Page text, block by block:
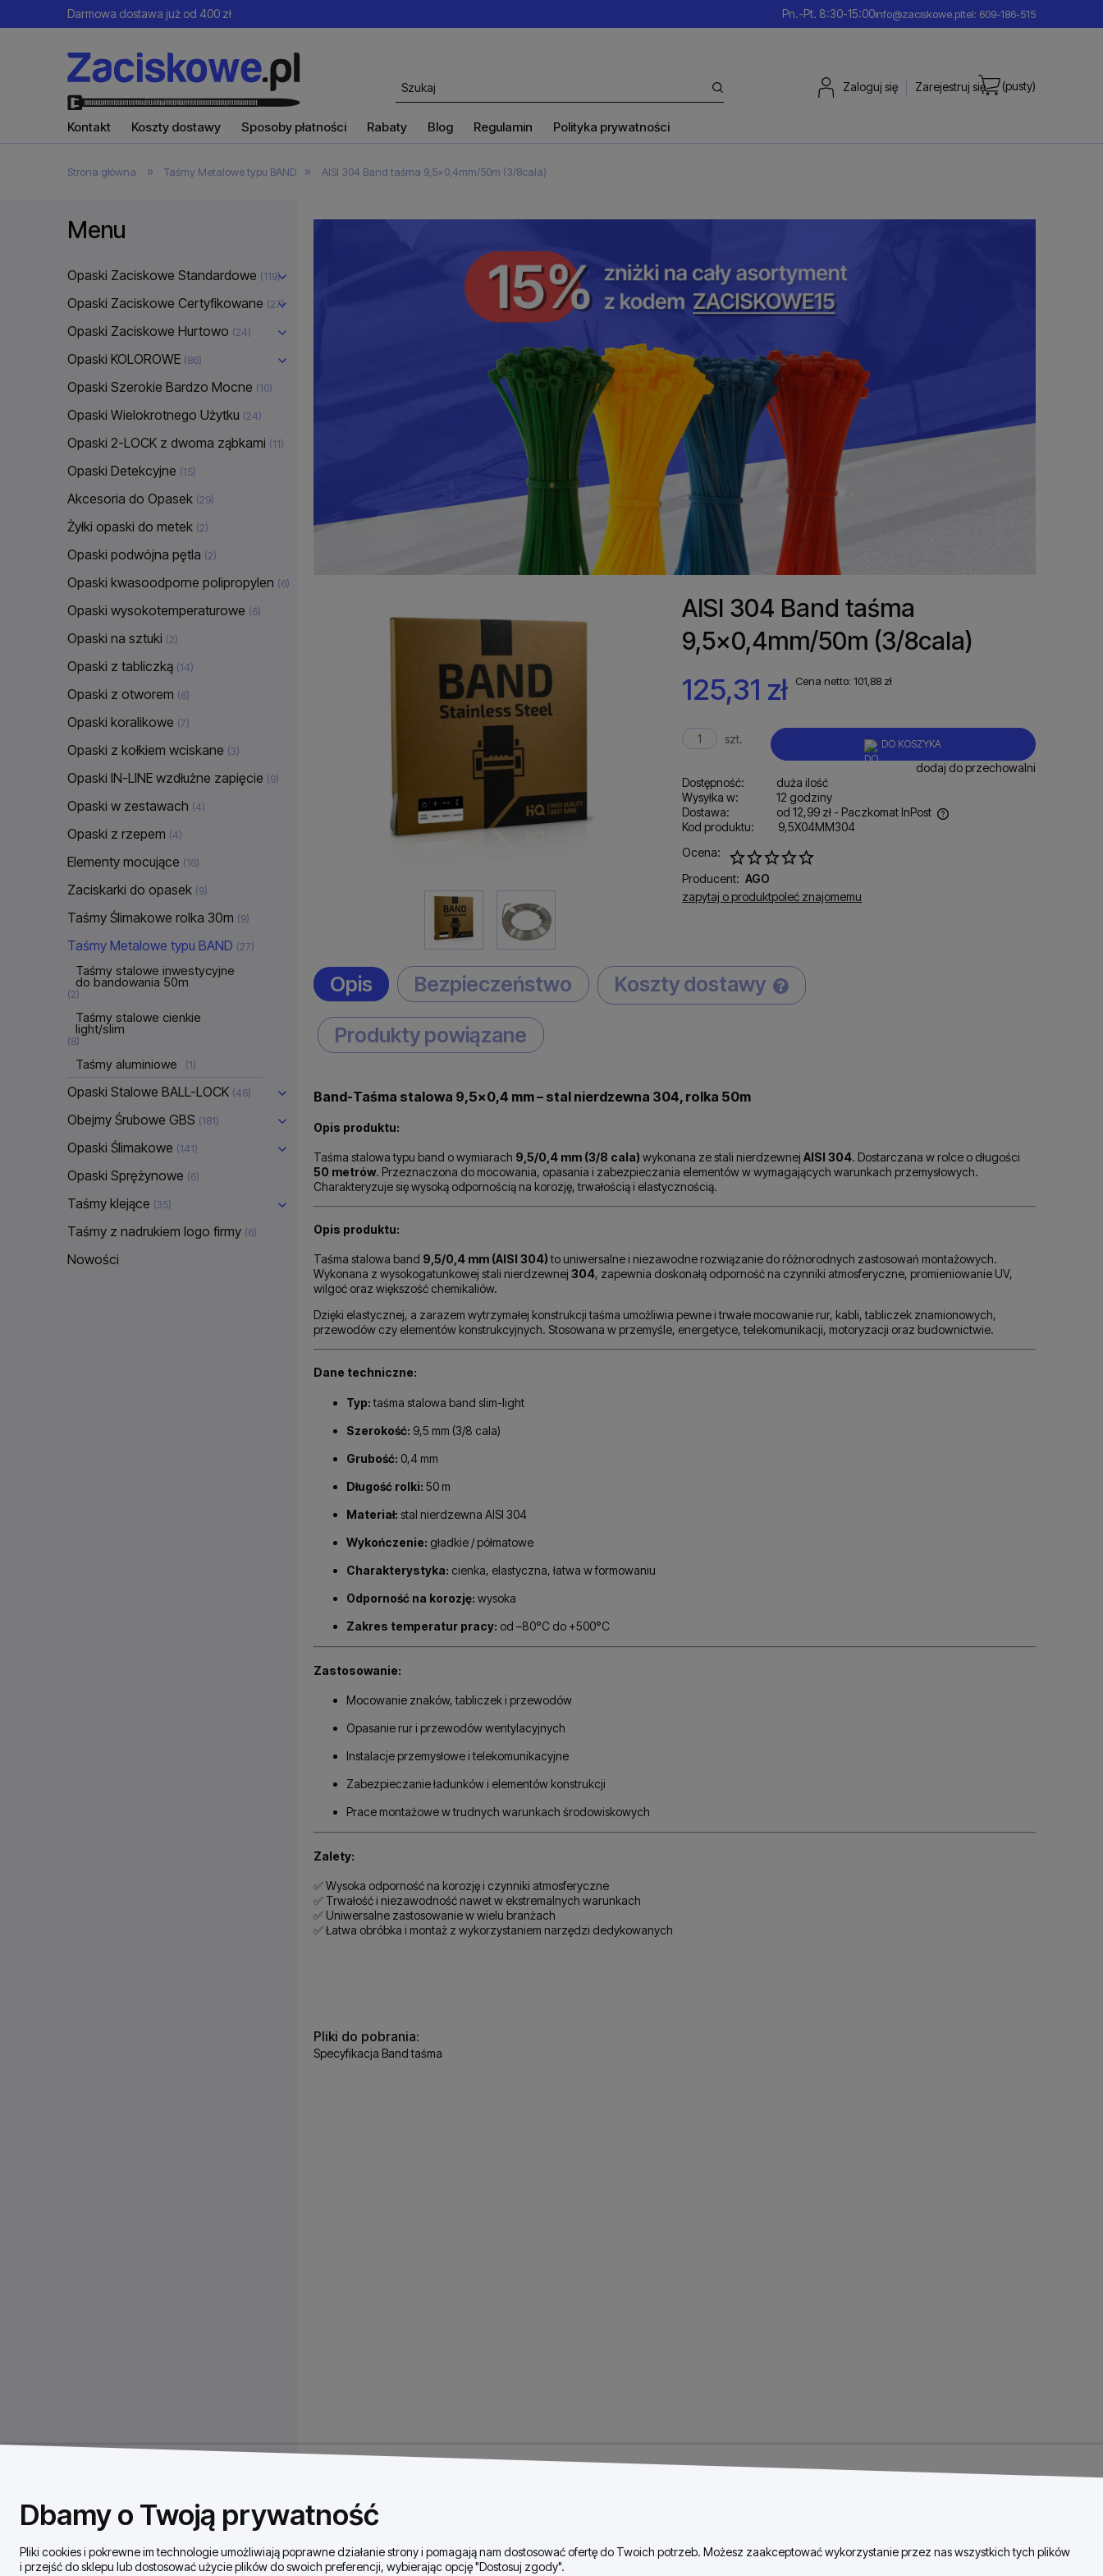
Darmowa dostawa już od 400 zł Pn.-Pt. 8:30-15:00info@zaciskowe.pltel: 609-186-515
Zarejestruj się
Zaloguj się (pusty)
Kontakt Koszty dostawy Sposoby płatności Rabaty Blog Regulamin Polityka prywatności
Strona główna » Taśmy Metalowe typu BAND » AISI 304 Band taśma 9,5x0,4mm/50m (3/8cala)
Menu
Opaski Zaciskowe Standardowe (119)
Opaski Zaciskowe Certyfikowane (27)
Opaski Zaciskowe Hurtowo (24)
Opaski KOLOROWE (86)
Opaski Szerokie Bardzo Mocne (10)
Opaski Wielokrotnego Użytku (24)
Opaski 2-LOCK z dwoma ząbkami (11)
Opaski Detekcyjne (15)
Akcesoria do Opasek (29)
Żyłki opaski do metek (2)
Opaski podwójna pętla (2)
Opaski kwasoodporne polipropylen (6)
Opaski wysokotemperaturowe (6)
Opaski na sztuki (2)
Opaski z tabliczką (14)
Opaski z otworem (6)
Opaski koralikowe (7)
Opaski z kołkiem wciskane (3)
Opaski IN-LINE wzdłużne zapięcie (9)
Opaski w zestawach (4)
Opaski z rzepem (4)
Elementy mocujące (16)
Zaciskarki do opasek (9)
Taśmy Ślimakowe rolka 30m (9)
Taśmy Metalowe typu BAND (27)
Taśmy stalowe inwestycyjne
do bandowania 50m
(2)
Taśmy stalowe cienkie
light/slim
(8)
Taśmy aluminiowe (1)
Opaski Stalowe BALL-LOCK (46)
Obejmy Śrubowe GBS (181)
Opaski Ślimakowe (141)
Opaski Sprężynowe (6)
Taśmy klejące (35)
Taśmy z nadrukiem logo firmy (6)
Nowości
AISI 304 Band taśma
9,5x0,4mm/50m (3/8cala)
125,31 zł Cena netto: 101,88 zł
szt. DO KOSZYKA
dodaj do przechowalni
Dostępność:
duża ilość
Wysyłka w:
12 godziny
Dostawa:
od 12,99 zł - Paczkomat InPost
Cena nie zawiera ewentualnych kosztów
płatności
Kod produktu:
9,5X04MM304
Ocena:
Producent: AGO
zapytaj o produktpoleć znajomemu
Opis Bezpieczeństwo Koszty dostawy
Produkty powiązane
Band-Taśma stalowa 9,5x0,4 mm – stal nierdzewna 304, rolka 50m
Opis produktu:
Taśma stalowa typu band o wymiarach 9,5/0,4 mm (3/8 cala) wykonana ze stali nierdzewnej AISI 304. Dostarczana w rolce o długości
50 metrów. Przeznaczona do mocowania, opasania i zabezpieczania elementów w wymagających warunkach przemysłowych.
Charakteryzuje się wysoką odpornością na korozję, trwałością i elastycznością.
Opis produktu:
Taśma stalowa band 9,5/0,4 mm (AISI 304)to uniwersalne i niezawodne rozwiązanie do różnorodnych zastosowań montażowych.
Wykonana z wysokogatunkowej stali nierdzewnej 304, zapewnia doskonałą odporność na czynniki atmosferyczne, promieniowanie UV,
wilgoć oraz większość chemikaliów.
Dzięki elastycznej, a zarazem wytrzymałej konstrukcji taśma umożliwia pewne i trwałe mocowanie rur, kabli, tabliczek znamionowych,
przewodów czy elementów konstrukcyjnych. Stosowana w przemyśle, energetyce, telekomunikacji, motoryzacji oraz budownictwie.
Dane techniczne:
Typ:taśma stalowa band slim-light
Szerokość: 9,5 mm (3/8 cala)
Grubość: 0,4 mm
Długość rolki: 50 m
Materiał: stal nierdzewna AISI 304
Wykończenie: gładkie / półmatowe
Charakterystyka: cienka, elastyczna, łatwa w formowaniu
Odporność na korozję: wysoka
Zakres temperatur pracy: od –80°C do +500°C
Zastosowanie:
Mocowanie znaków, tabliczek i przewodów
Opasanie rur i przewodów wentylacyjnych
Instalacje przemysłowe i telekomunikacyjne
Zabezpieczanie ładunków i elementów konstrukcji
Prace montażowe w trudnych warunkach środowiskowych
Zalety:
✅ Wysoka odporność na korozję i czynniki atmosferyczne
✅ Trwałość i niezawodność nawet w ekstremalnych warunkach
✅ Uniwersalne zastosowanie w wielu branżach
✅ Łatwa obróbka i montaż z wykorzystaniem narzędzi dedykowanych
Pliki do pobrania:
Specyfikacja Band taśma
Dbamy o Twoją prywatność
Pliki cookies i pokrewne im technologie umożliwiają poprawne działanie strony i pomagają nam dostosować ofertę do Twoich potrzeb. Możesz zaakceptować wykorzystanie przez nas wszystkich tych plików
i przejść do sklepu lub dostosować użycie plików do swoich preferencji, wybierając opcję "Dostosuj zgody".